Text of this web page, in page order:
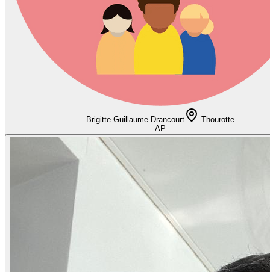
Brigitte Guillaume Drancourt
Thourotte
AP